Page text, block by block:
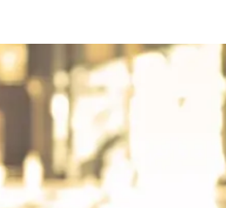
Manajemen
Manajemen
Manajemen
Manajemen